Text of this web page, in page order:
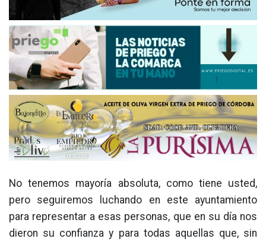
No tenemos mayoría absoluta, como tiene usted,
pero seguiremos luchando en este ayuntamiento
para representar a esas personas, que en su día nos
dieron su confianza y para todas aquellas que, sin